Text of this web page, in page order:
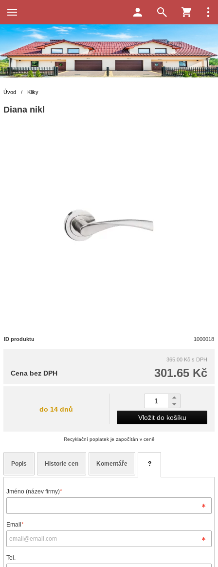
Úvod / Kliky
Diana nikl
ID produktu 1000018
365.00 Kč s DPH
301.65 Kč
Cena bez DPH
do 14 dnů
Vložit do košíku
Recyklační poplatek je započítán v ceně
Popis Historie cen Komentáře ?
Jméno (název firmy)*
Email *
Tel.